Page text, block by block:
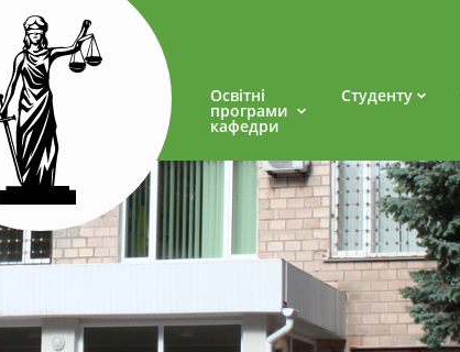
Освітні
програми
кафедри
Студенту